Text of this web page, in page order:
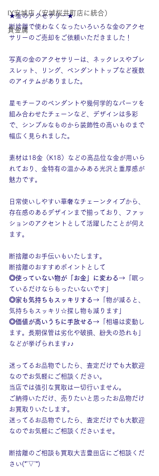
IY安城店（安城桜井町店に統合）
貴金属
★金のアクセサリー★
断捨離で使わなくなったいろいろな金のアクセ
サリーのご売却をご依頼いただきました！
写真の金のアクセサリーは、ネックレスやブレ
スレット、リング、ペンダントトップなど複数
のアイテムがありました。
星モチーフのペンダントや幾何学的なパーツを
組み合わせたチェーンなど、デザインは多彩
で、シンプルなものから装飾性の高いものまで
幅広く見られました。
素材は18金（K18）などの高品位な金が用いら
れており、金特有の温かみある光沢と重厚感が
魅力です。
日常使いしやすい華奢なチェーンタイプから、
存在感のあるデザインまで揃っており、ファッ
ションのアクセントとして活躍したことが伺え
ます。
断捨離のお手伝いもいたします。
断捨離のおすすめポイントとして
◎使っていない物が「お金」に変わる→「眠っ
ているだけならもったいないです」
◎家も気持ちもスッキリする→「物が減ると、
気持ちもスッキリ☆探し物も減ります」
◎価値が高いうちに手放せる→「相場は変動し
ます。長期保管は劣化や破損、紛失の恐れも」
などが挙げられます♪♪
迷ってるお品物でしたら、査定だけでも大歓迎
なのでお気軽にご相談ください。
当店では強引な買取は一切行いません。
ご納得いただけ、売りたいと思ったお品物だけ
お買取りいたします。
迷ってるお品物でしたら、査定だけでも大歓迎
なのでお気軽にご相談くださいませ。
断捨離のご相談も買取大吉豊田店にご相談くだ
さい(*'▽'*)